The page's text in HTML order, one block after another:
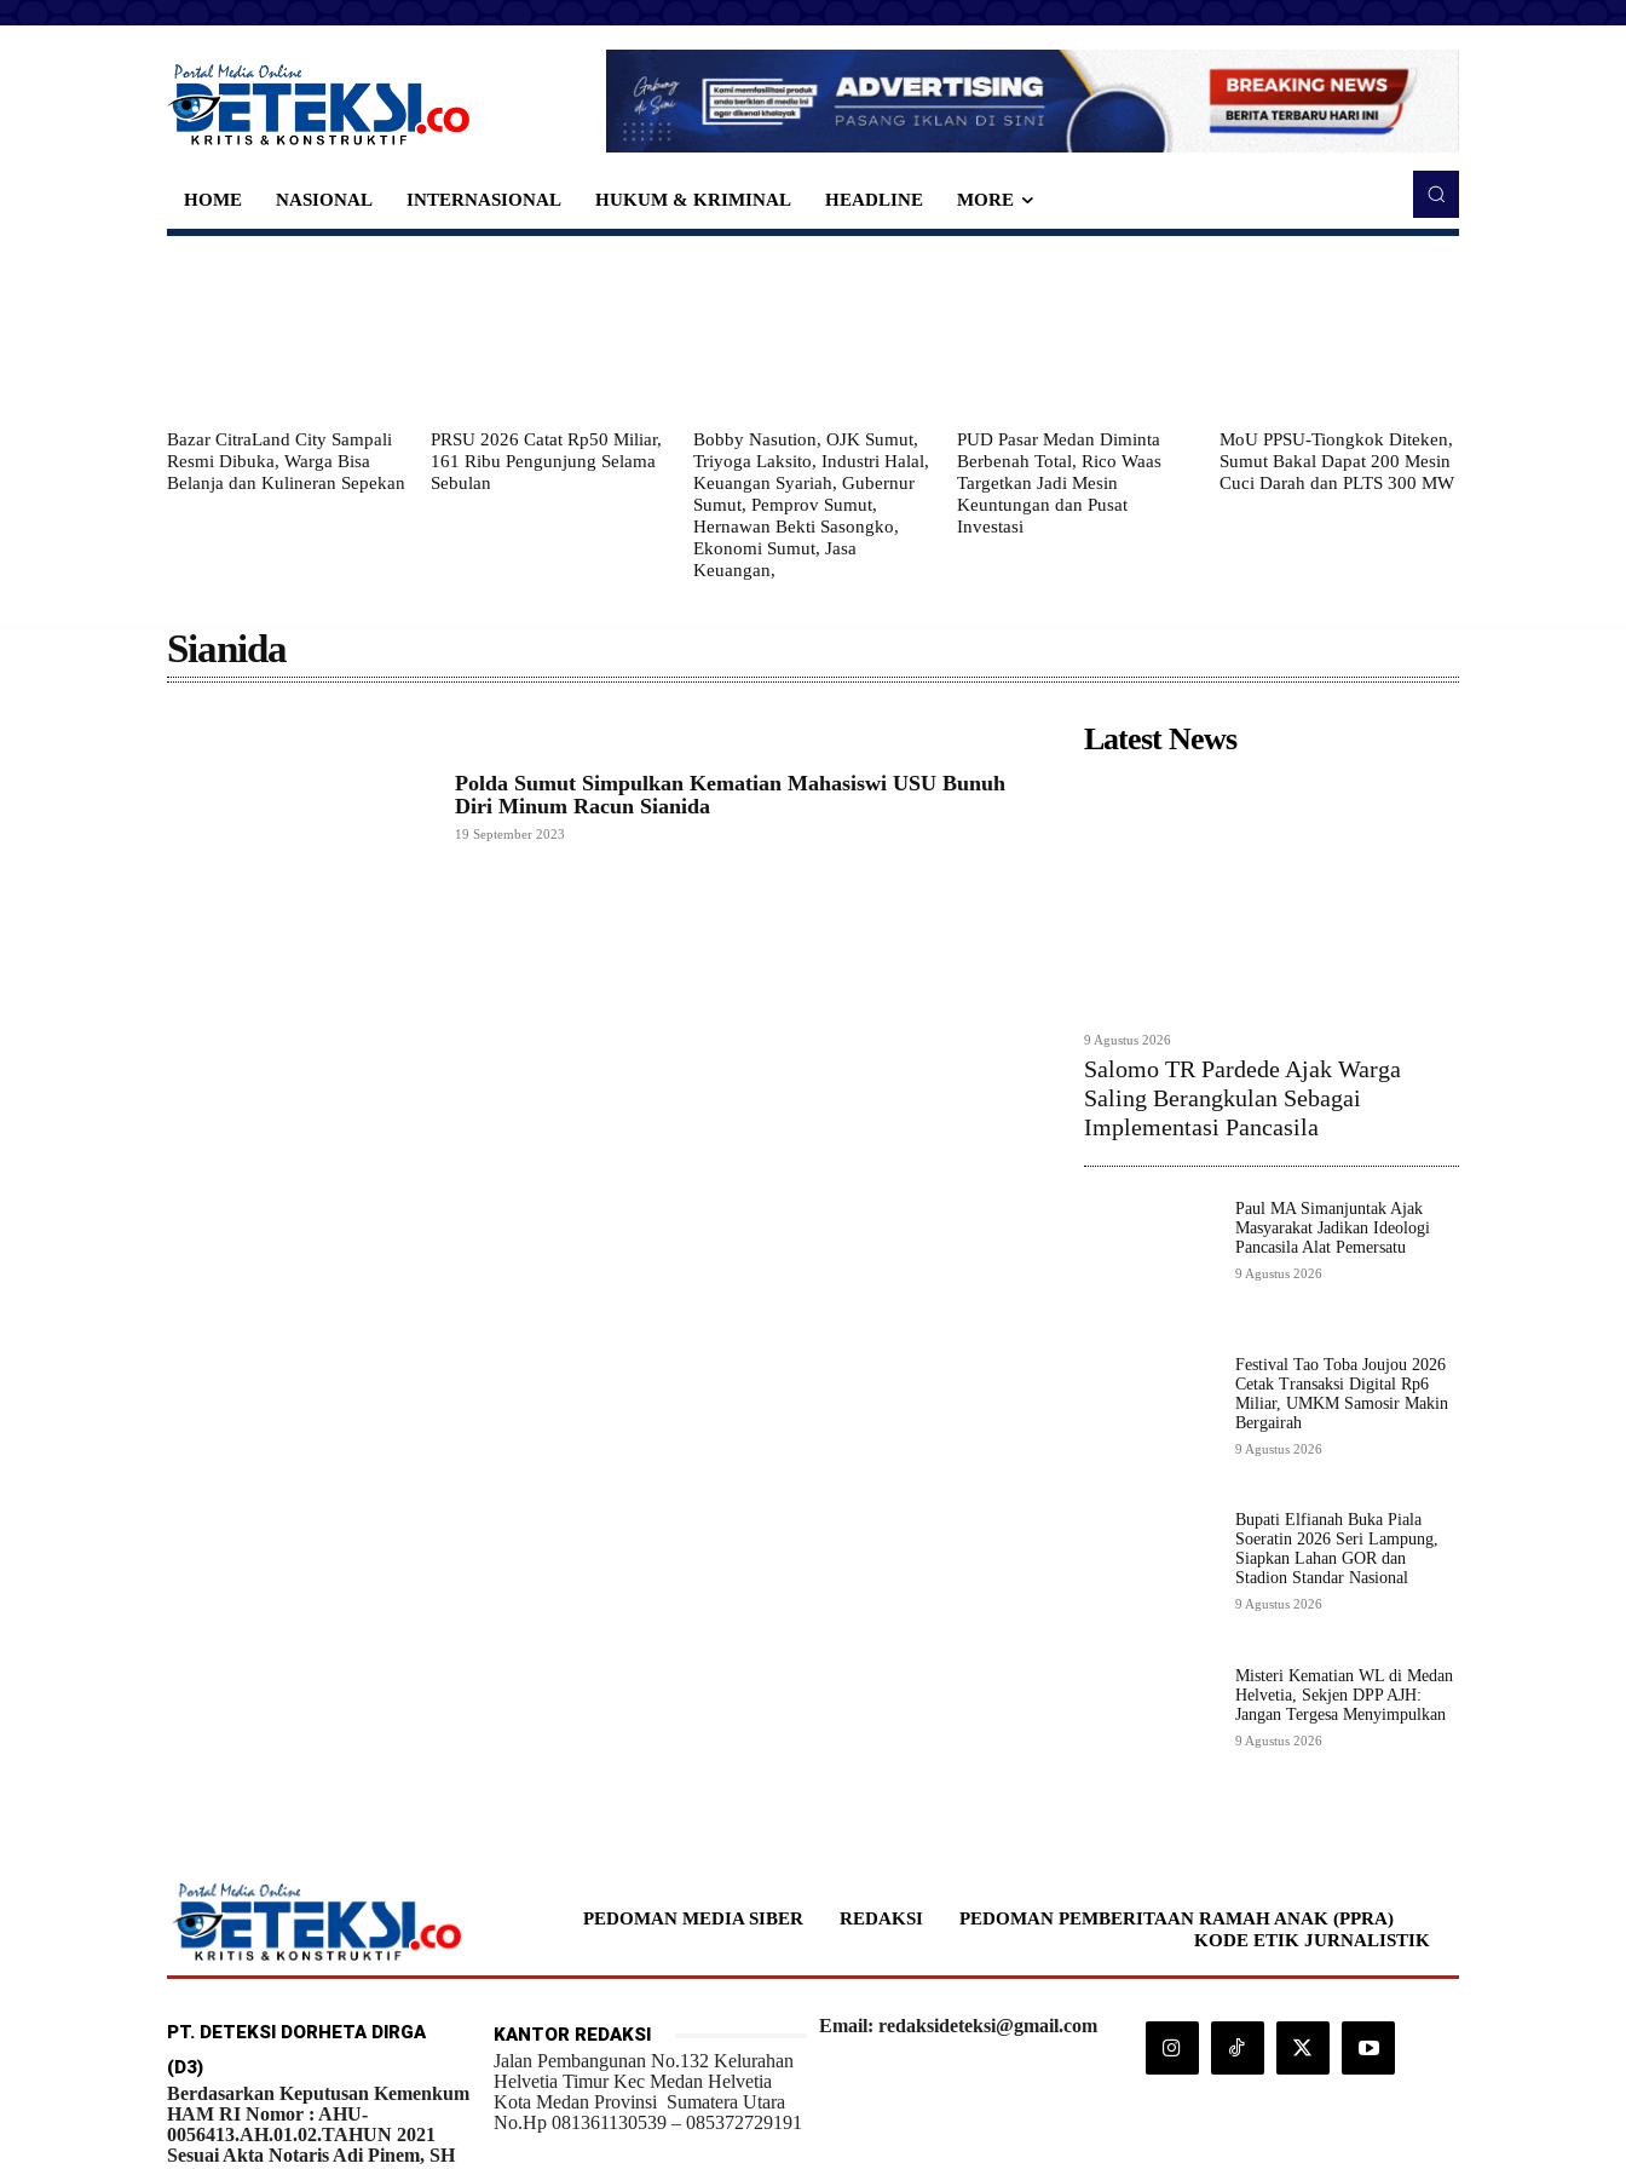
HOME NASIONAL INTERNASIONAL HUKUM & KRIMINAL HEADLINE MORE
Bazar CitraLand City Sampali
Resmi Dibuka, Warga Bisa
Belanja dan Kulineran Sepekan
PRSU 2026 Catat Rp50 Miliar,
161 Ribu Pengunjung Selama
Sebulan
Bobby Nasution, OJK Sumut,
Triyoga Laksito, Industri Halal,
Keuangan Syariah, Gubernur
Sumut, Pemprov Sumut,
Hernawan Bekti Sasongko,
Ekonomi Sumut, Jasa
Keuangan,
PUD Pasar Medan Diminta
Berbenah Total, Rico Waas
Targetkan Jadi Mesin
Keuntungan dan Pusat
Investasi
MoU PPSU-Tiongkok Diteken,
Sumut Bakal Dapat 200 Mesin
Cuci Darah dan PLTS 300 MW
Sianida
Polda Sumut Simpulkan Kematian Mahasiswi USU Bunuh
Diri Minum Racun Sianida
19 September 2023
Latest News
9 Agustus 2026
Salomo TR Pardede Ajak Warga
Saling Berangkulan Sebagai
Implementasi Pancasila
Paul MA Simanjuntak Ajak
Masyarakat Jadikan Ideologi
Pancasila Alat Pemersatu
9 Agustus 2026
Festival Tao Toba Joujou 2026
Cetak Transaksi Digital Rp6
Miliar, UMKM Samosir Makin
Bergairah
9 Agustus 2026
Bupati Elfianah Buka Piala
Soeratin 2026 Seri Lampung,
Siapkan Lahan GOR dan
Stadion Standar Nasional
9 Agustus 2026
Misteri Kematian WL di Medan
Helvetia, Sekjen DPP AJH:
Jangan Tergesa Menyimpulkan
9 Agustus 2026
PEDOMAN MEDIA SIBER REDAKSI
PEDOMAN PEMBERITAAN RAMAH ANAK (PPRA)
KODE ETIK JURNALISTIK
PT. DETEKSI DORHETA DIRGA
(D3)
Berdasarkan Keputusan Kemenkum
HAM RI Nomor : AHU-
0056413.AH.01.02.TAHUN 2021
Sesuai Akta Notaris Adi Pinem, SH
KANTOR REDAKSI
Jalan Pembangunan No.132 Kelurahan
Helvetia Timur Kec Medan Helvetia
Kota Medan Provinsi Sumatera Utara
No.Hp 081361130539 – 085372729191
Email: redaksideteksi@gmail.com